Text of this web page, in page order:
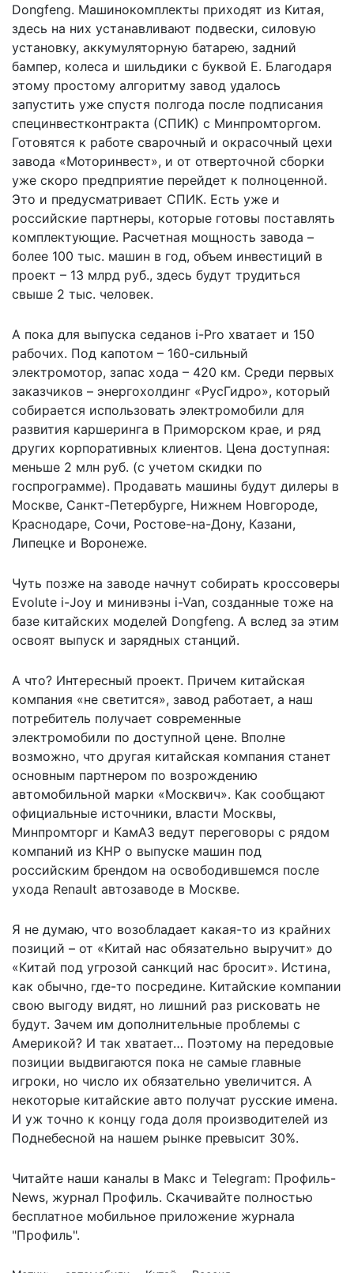
Dongfeng. Машинокомплекты приходят из Китая,
здесь на них устанавливают подвески, силовую
установку, аккумуляторную батарею, задний
бампер, колеса и шильдики с буквой Е. Благодаря
этому простому алгоритму завод удалось
запустить уже спустя полгода после подписания
специнвестконтракта (СПИК) с Минпромторгом.
Готовятся к работе сварочный и окрасочный цехи
завода «Моторинвест», и от отверточной сборки
уже скоро предприятие перейдет к полноценной.
Это и предусматривает СПИК. Есть уже и
российские партнеры, которые готовы поставлять
комплектующие. Расчетная мощность завода –
более 100 тыс. машин в год, объем инвестиций в
проект – 13 млрд руб., здесь будут трудиться
свыше 2 тыс. человек.
А пока для выпуска седанов i-Pro хватает и 150
рабочих. Под капотом – 160-сильный
электромотор, запас хода – 420 км. Среди первых
заказчиков – энергохолдинг «РусГидро», который
собирается использовать электромобили для
развития каршеринга в Приморском крае, и ряд
других корпоративных клиентов. Цена доступная:
меньше 2 млн руб. (с учетом скидки по
госпрограмме). Продавать машины будут дилеры в
Москве, Санкт-Петербурге, Нижнем Новгороде,
Краснодаре, Сочи, Ростове-на-Дону, Казани,
Липецке и Воронеже.
Чуть позже на заводе начнут собирать кроссоверы
Evolute i-Joy и минивэны i-Van, созданные тоже на
базе китайских моделей Dongfeng. А вслед за этим
освоят выпуск и зарядных станций.
А что? Интересный проект. Причем китайская
компания «не светится», завод работает, а наш
потребитель получает современные
электромобили по доступной цене. Вполне
возможно, что другая китайская компания станет
основным партнером по возрождению
автомобильной марки «Москвич». Как сообщают
официальные источники, власти Москвы,
Минпромторг и КамАЗ ведут переговоры с рядом
компаний из КНР о выпуске машин под
российским брендом на освободившемся после
ухода Renault автозаводе в Москве.
Я не думаю, что возобладает какая-то из крайних
позиций – от «Китай нас обязательно выручит» до
«Китай под угрозой санкций нас бросит». Истина,
как обычно, где-то посредине. Китайские компании
свою выгоду видят, но лишний раз рисковать не
будут. Зачем им дополнительные проблемы с
Америкой? И так хватает… Поэтому на передовые
позиции выдвигаются пока не самые главные
игроки, но число их обязательно увеличится. А
некоторые китайские авто получат русские имена.
И уж точно к концу года доля производителей из
Поднебесной на нашем рынке превысит 30%.
Читайте наши каналы в Макс и Telegram: Профиль-
News, журнал Профиль. Скачивайте полностью
бесплатное мобильное приложение журнала
"Профиль".